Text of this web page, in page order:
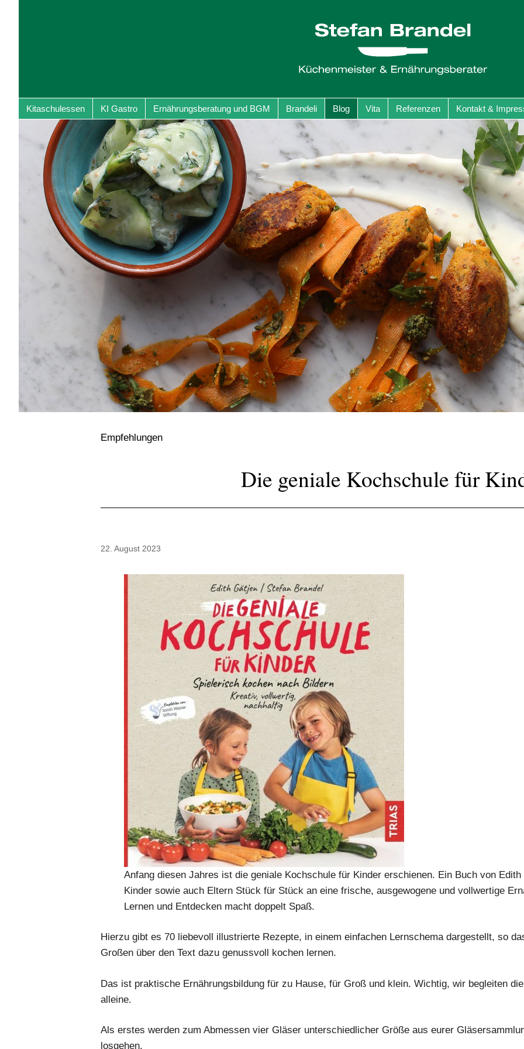
Kitaschulessen KI Gastro Ernährungsberatung und BGM Brandeli Blog Vita Referenzen Kontakt &
Empfehlungen
Die geniale Kochschule für
22. August 2023
Anfang diesen Jahres ist die geniale Kochschule für Kinder erschienen. Ein Buch von
Kinder sowie auch Eltern Stück für Stück an eine frische, ausgewogene und vollwertige
Lernen und Entdecken macht doppelt Spaß.
Hierzu gibt es 70 liebevoll illustrierte Rezepte, in einem einfachen Lernschema dargestellt, so
Großen über den Text dazu genussvoll kochen lernen.
Das ist praktische Ernährungsbildung für zu Hause, für Groß und klein. Wichtig, wir begleiten
alleine.
Als erstes werden zum Abmessen vier Gläser unterschiedlicher Größe aus eurer
losgehen.